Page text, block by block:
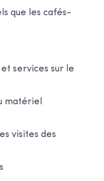
que les cafés-
services sur le
matériel
visites des